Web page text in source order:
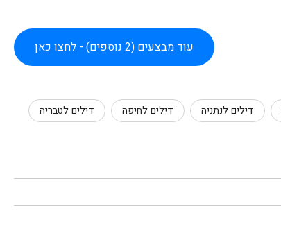
עוד מבצעים (2 נוספים) - לחצו כאן
דילים לנתניה דילים לחיפה דילים לטבריה